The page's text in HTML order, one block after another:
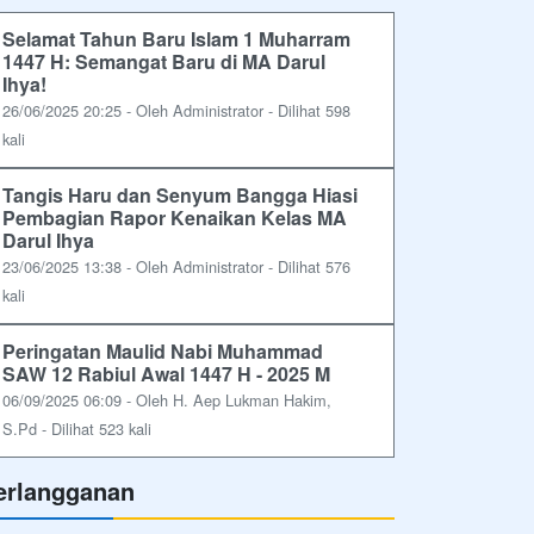
Selamat Tahun Baru Islam 1 Muharram
1447 H: Semangat Baru di MA Darul
Ihya!
26/06/2025 20:25 - Oleh Administrator - Dilihat 598
kali
Tangis Haru dan Senyum Bangga Hiasi
Pembagian Rapor Kenaikan Kelas MA
Darul Ihya
23/06/2025 13:38 - Oleh Administrator - Dilihat 576
kali
Peringatan Maulid Nabi Muhammad
SAW 12 Rabiul Awal 1447 H - 2025 M
06/09/2025 06:09 - Oleh H. Aep Lukman Hakim,
S.Pd - Dilihat 523 kali